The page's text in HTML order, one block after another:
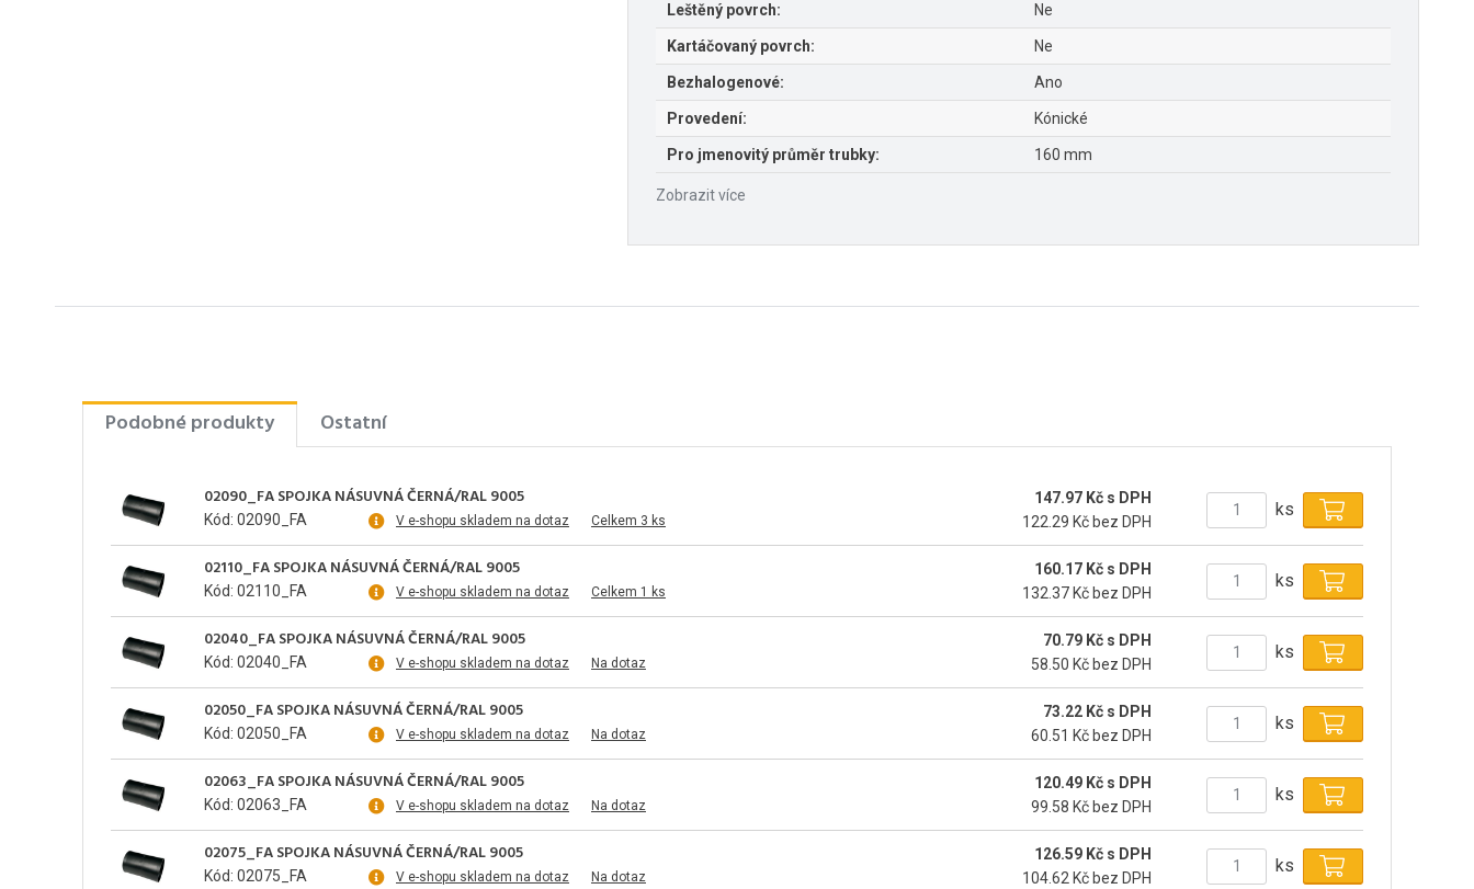
Leštěný povrch: Ne
Kartáčovaný povrch: Ne
Bezhalogenové: Ano
Provedení: Kónické
Pro jmenovitý průměr trubky: 160 mm
Zobrazit více
Podobné produkty Ostatní
02090_FA SPOJKA NÁSUVNÁ ČERNÁ/RAL 9005
Kód: 02090_FA V e-shopu skladem na dotaz Celkem 3 ks
147.97 Kč s DPH
122.29 Kč bez DPH
ks
02110_FA SPOJKA NÁSUVNÁ ČERNÁ/RAL 9005
Kód: 02110_FA V e-shopu skladem na dotaz Celkem 1 ks
160.17 Kč s DPH
132.37 Kč bez DPH
ks
02040_FA SPOJKA NÁSUVNÁ ČERNÁ/RAL 9005
Kód: 02040_FA V e-shopu skladem na dotaz Na dotaz
70.79 Kč s DPH
58.50 Kč bez DPH
ks
02050_FA SPOJKA NÁSUVNÁ ČERNÁ/RAL 9005
Kód: 02050_FA V e-shopu skladem na dotaz Na dotaz
73.22 Kč s DPH
60.51 Kč bez DPH
ks
02063_FA SPOJKA NÁSUVNÁ ČERNÁ/RAL 9005
Kód: 02063_FA V e-shopu skladem na dotaz Na dotaz
120.49 Kč s DPH
99.58 Kč bez DPH
ks
02075_FA SPOJKA NÁSUVNÁ ČERNÁ/RAL 9005
Kód: 02075_FA V e-shopu skladem na dotaz Na dotaz
126.59 Kč s DPH
104.62 Kč bez DPH
ks